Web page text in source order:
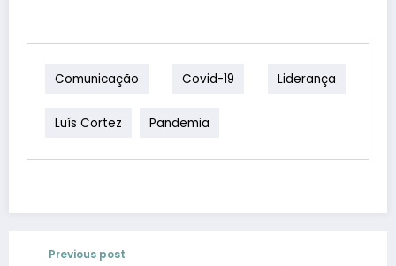
Comunicação Covid-19 Liderança
Luís Cortez Pandemia
Previous post